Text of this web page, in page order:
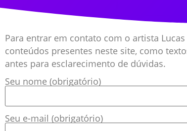
Para entrar em contato com o artista
conteúdos presentes neste site, como
antes para esclarecimento de dúvidas.
Seu nome (obrigatório)
Seu e-mail (obrigatório)